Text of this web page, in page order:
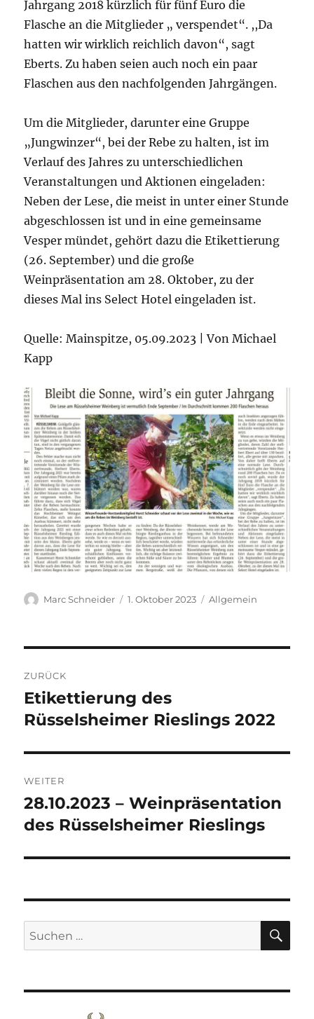
Jahrgang 2018 kürzlich für fünf Euro die
Flasche an die Mitglieder „ verspendet“. ,,Da
hatten wir wirklich reichlich davon“, sagt
Eberts. Zu haben seien auch noch ein paar
Flaschen aus den nachfolgenden Jahrgängen.
Um die Mitglieder, darunter eine Gruppe
„Jungwinzer“, bei der Rebe zu halten, ist im
Verlauf des Jahres zu unterschiedlichen
Veranstaltungen und Aktionen eingeladen:
Neben der Lese, die meist in unter einer Stunde
abgeschlossen ist und in eine gemeinsame
Vesper mündet, gehört dazu die Etikettierung
(26. September) und die große
Weinpräsentation am 28. Oktober, zu der
dieses Mal ins Select Hotel eingeladen ist.
Quelle: Mainspitze, 05.09.2023 | Von Michael
Kapp
Autor
Marc Schneider
Veröffentlicht
1. Oktober 2023 Kategorien
Allgemein
ZURÜCK
Vorheriger
Beitrag:
Etikettierung des
Rüsselsheimer Rieslings 2022
WEITER
Nächster
Beitrag:
28.10.2023 – Weinpräsentation
des Rüsselsheimer Rieslings
Suche
nach: